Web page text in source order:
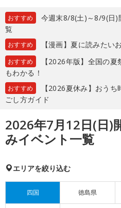
おすすめ
今週末8/8(土)～8/9(日)
覧
おすすめ 【漫画】夏に読みたい
おすすめ
【2026年版】全国の
もわかる！
おすすめ
【2026夏休み】おう
ごし方ガイド
2026年7月12日(日)
みイベント一覧
エリアを絞り込む
四国 徳島県